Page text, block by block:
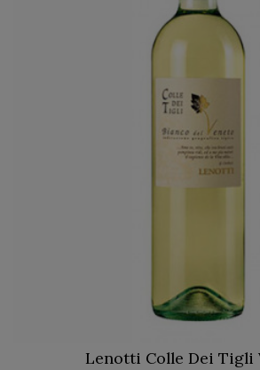
Lenotti Colle Dei Tigli